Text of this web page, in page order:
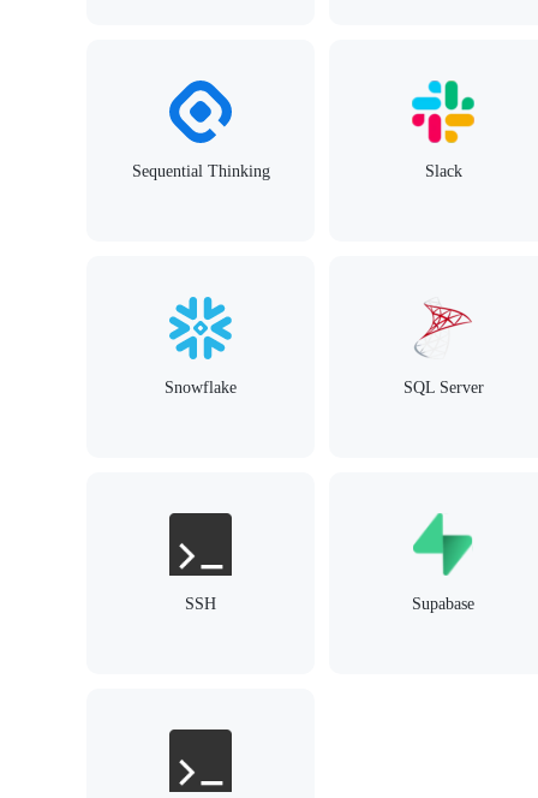
Sequential Thinking Slack
Snowflake SQL Server
SSH Supabase